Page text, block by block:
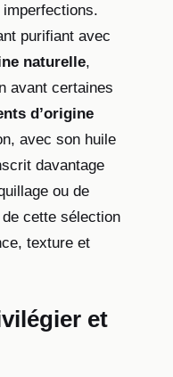
purifiant avec
naturelle,
avant certaines
d’origine
avec son huile
davantage
ou de
de cette sélection
texture et
et